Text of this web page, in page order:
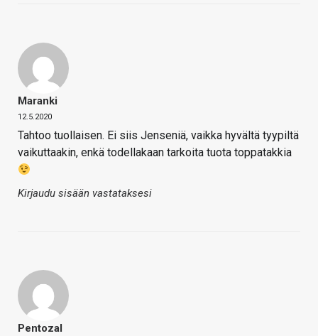
Maranki
12.5.2020
Tahtoo tuollaisen. Ei siis Jenseniä, vaikka hyvältä tyypiltä
vaikuttaakin, enkä todellakaan tarkoita tuota toppatakkia
Kirjaudu sisään vastataksesi
Pentozal